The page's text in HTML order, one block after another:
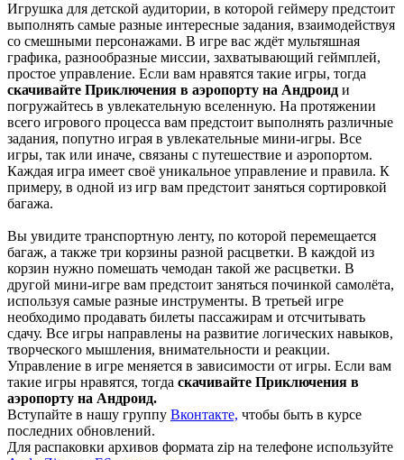
Игрушка для детской аудитории, в которой геймеру предстоит
выполнять самые разные интересные задания, взаимодействуя
со смешными персонажами. В игре вас ждёт мультяшная
графика, разнообразные миссии, захватывающий геймплей,
простое управление. Если вам нравятся такие игры, тогда
скачивайте Приключения в аэропорту на Андроид и
погружайтесь в увлекательную вселенную. На протяжении
всего игрового процесса вам предстоит выполнять различные
задания, попутно играя в увлекательные мини-игры. Все
игры, так или иначе, связаны с путешествие и аэропортом.
Каждая игра имеет своё уникальное управление и правила. К
примеру, в одной из игр вам предстоит заняться сортировкой
багажа.
Вы увидите транспортную ленту, по которой перемещается
багаж, а также три корзины разной расцветки. В каждой из
корзин нужно помешать чемодан такой же расцветки. В
другой мини-игре вам предстоит заняться починкой самолёта,
используя самые разные инструменты. В третьей игре
необходимо продавать билеты пассажирам и отсчитывать
сдачу. Все игры направлены на развитие логических навыков,
творческого мышления, внимательности и реакции.
Управление в игре меняется в зависимости от игры. Если вам
такие игры нравятся, тогда скачивайте Приключения в
аэропорту на Андроид.
Вступайте в нашу группу Вконтакте, чтобы быть в курсе
последних обновлений.
Для распаковки архивов формата zip на телефоне используйте